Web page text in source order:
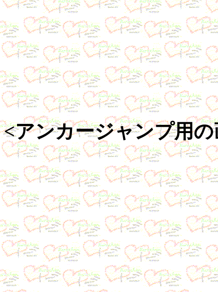
<アンカージャンプ用